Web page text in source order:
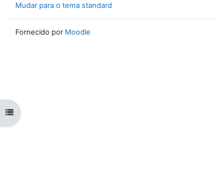
Abrir índice da disciplina
Mudar para o tema standard
Fornecido por Moodle